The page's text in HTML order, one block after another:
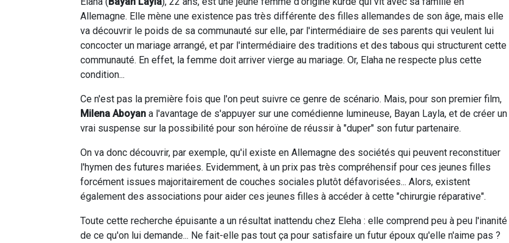
Allemagne. Elle mène une existence pas très différente des filles allemandes de son âge, mais elle
va découvrir le poids de sa communauté sur elle, par l'intermédiaire de ses parents qui veulent lui
concocter un mariage arrangé, et par l'intermédiaire des traditions et des tabous qui structurent cette
communauté. En effet, la femme doit arriver vierge au mariage. Or, Elaha ne respecte plus cette
condition...
Ce n'est pas la première fois que l'on peut suivre ce genre de scénario. Mais, pour son premier film,
Milena Aboyan a l'avantage de s'appuyer sur une comédienne lumineuse, Bayan Layla, et de créer un
vrai suspense sur la possibilité pour son héroïne de réussir à "duper" son futur partenaire.
On va donc découvrir, par exemple, qu'il existe en Allemagne des sociétés qui peuvent reconstituer
l'hymen des futures mariées. Evidemment, à un prix pas très compréhensif pour ces jeunes filles
forcément issues majoritairement de couches sociales plutôt défavorisées... Alors, existent
également des associations pour aider ces jeunes filles à accéder à cette "chirurgie réparative".
Toute cette recherche épuisante a un résultat inattendu chez Eleha : elle comprend peu à peu l'inanité
de ce qu'on lui demande... Ne fait-elle pas tout ça pour satisfaire un futur époux qu'elle n'aime pas ?